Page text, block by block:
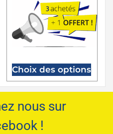
Choix des options
nous sur
!